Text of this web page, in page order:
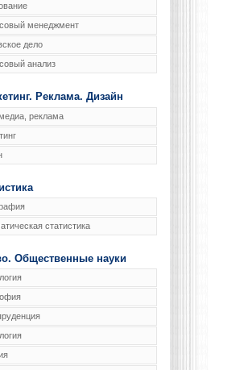
менеджмент
дело
анализ
Реклама. Дизайн
реклама
статистика
Общественные науки